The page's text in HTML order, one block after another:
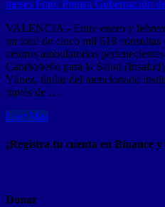
VALENCIA.- Entre enero y
un total de cinco mil 618
centros ambulatorios
Carabobeño para la Salud
Yánez, titular del mencionado
través de …
Leer Mas
¡Registra tu cuenta en Binance
Donar